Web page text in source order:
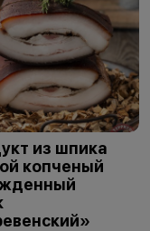
из шпика
копченый